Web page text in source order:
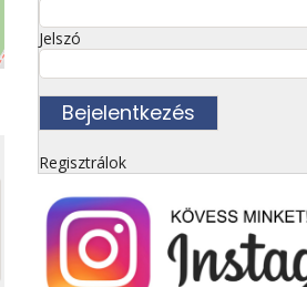
Jelszó
Regisztrálok